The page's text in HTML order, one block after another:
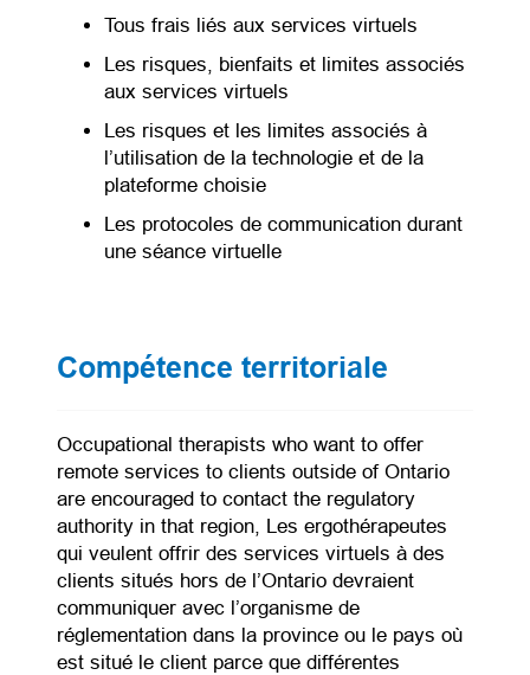
Tous frais liés aux services virtuels
Les risques, bienfaits et limites associés
aux services virtuels
Les risques et les limites associés à
l’utilisation de la technologie et de la
plateforme choisie
Les protocoles de communication durant
une séance virtuelle
Compétence territoriale
Occupational therapists who want to offer
remote services to clients outside of Ontario
are encouraged to contact the regulatory
authority in that region, Les ergothérapeutes
qui veulent offrir des services virtuels à des
clients situés hors de l’Ontario devraient
communiquer avec l’organisme de
réglementation dans la province ou le pays où
est situé le client parce que différentes